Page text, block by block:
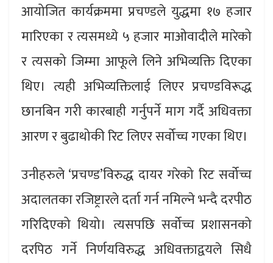
आयोजित कार्यक्रममा प्रचण्डले युद्धमा १७ हजार
मारिएका र त्यसमध्ये ५ हजार माओवादीले मारेको
र त्यसको जिम्‍मा आफूले लिने अभिव्यक्ति दिएका
थिए। त्यही अभिव्यक्तिलाई लिएर प्रचण्डविरूद्ध
छानबिन गरी कारबाही गर्नुपर्ने माग गर्दै अधिवक्ता
आरण र बुढाथोकी रिट लिएर सर्वोच्च गएका थिए।
उनीहरुले ‘प्रचण्ड’विरुद्ध दायर गरेको रिट सर्वोच्च
अदालतका रजिष्ट्रारले दर्ता गर्न नमिल्ने भन्दै दरपीठ
गरिदिएको थियो। त्यसपछि सर्वोच्च प्रशासनको
दरपिठ गर्ने निर्णयविरुद्ध अधिवक्ताद्वयले सिधै